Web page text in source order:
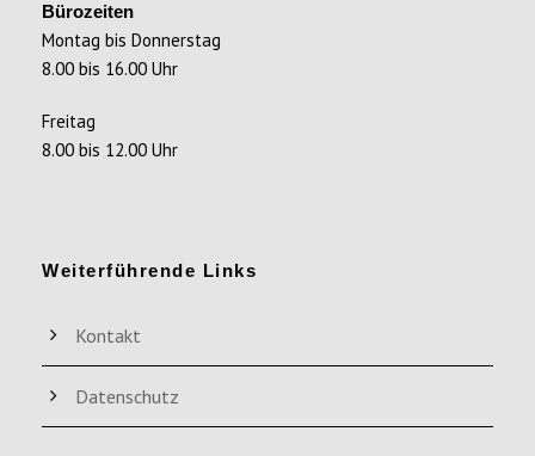
Bürozeiten
Montag bis Donnerstag
8.00 bis 16.00 Uhr
Freitag
8.00 bis 12.00 Uhr
Weiterführende Links
Kontakt
Datenschutz